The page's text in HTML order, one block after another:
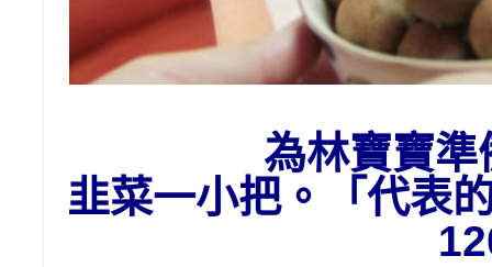
為林寶寶準
韭菜一小把。「代表